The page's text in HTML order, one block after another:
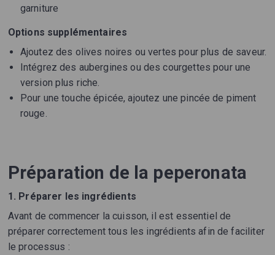
garniture
Options supplémentaires
Ajoutez des olives noires ou vertes pour plus de saveur.
Intégrez des aubergines ou des courgettes pour une
version plus riche.
Pour une touche épicée, ajoutez une pincée de piment
rouge.
Préparation de la peperonata
1. Préparer les ingrédients
Avant de commencer la cuisson, il est essentiel de
préparer correctement tous les ingrédients afin de faciliter
le processus :